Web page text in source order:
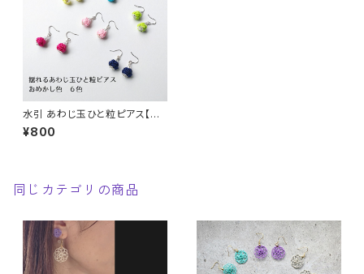
水引 あわじ玉ひと粒ピアス【お
めかし色・６色】イヤリング、樹脂
パーツへの交換可（無料）
¥800
同じカテゴリの商品